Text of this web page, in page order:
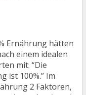
Ernährung hätten
einem idealen
mit: “Die
ist 100%.” Im
2 Faktoren,